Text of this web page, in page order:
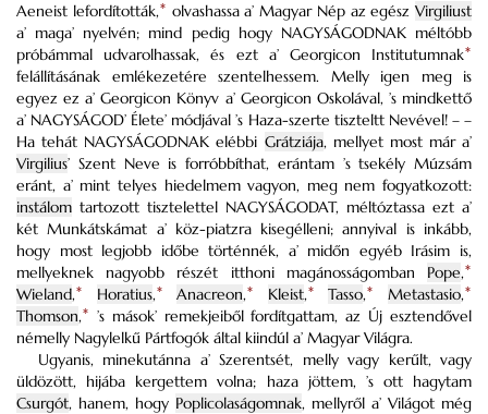
Aeneist lefordították,* olvashassa a’ Magyar Nép az egész Virgiliust
a’ maga’ nyelvén; mind pedig hogy NAGYSÁGODNAK méltóbb
próbámmal udvarolhassak, és ezt a’ Georgicon Institutumnak*
felállításának emlékezetére szentelhessem. Melly igen meg is
egyez ez a’ Georgicon Könyv a’ Georgicon Oskolával, ’s mindkettő
a’ NAGYSÁGOD’ Élete’ módjával ’s Haza-szerte tiszteltt Nevével! – –
Ha tehát NAGYSÁGODNAK elébbi Grátziája, mellyet most már a’
Virgilius’ Szent Neve is forróbbíthat, erántam ’s tsekély Múzsám
eránt, a’ mint telyes hiedelmem vagyon, meg nem fogyatkozott:
instálom tartozott tisztelettel NAGYSÁGODAT, méltóztassa ezt a’
két Munkátskámat a’ köz-piatzra kisegélleni; annyival is inkább,
hogy most legjobb időbe történnék, a’ midőn egyéb Irásim is,
mellyeknek nagyobb részét itthoni magánosságomban Pope,*
Wieland,* Horatius,* Anacreon,* Kleist,* Tasso,* Metastasio,*
Thomson,*
’s mások’ remekjeiből fordítgattam, az Új esztendővel
némelly Nagylelkű Pártfogók által kiindúl a’ Magyar Világra.
Ugyanis, minekutánna a’ Szerentsét, melly vagy kerűlt, vagy
üldözött, hijába kergettem volna; haza jöttem, ’s ott hagytam
Csurgót, hanem, hogy Poplicolaságomnak, mellyről a’ Világot még